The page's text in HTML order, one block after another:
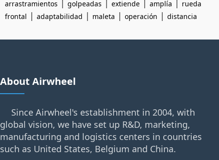
arrastramientos | golpeadas | extiende | amplía | rueda
frontal | adaptabilidad | maleta | operación | distancia
About Airwheel
Since Airwheel's establishment in 2004, with
global vision, we have set up R&D, marketing,
manufacturing and logistics centers in countries
such as United States, Belgium and China.